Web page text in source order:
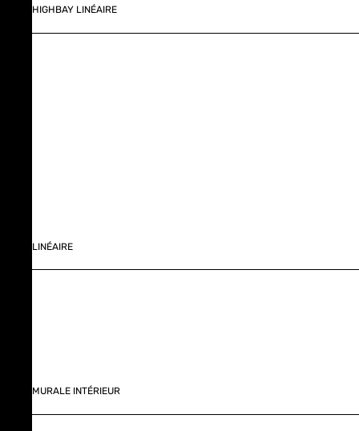
HIGHBAY LINÉAIRE
LINÉAIRE
MURALE INTÉRIEUR